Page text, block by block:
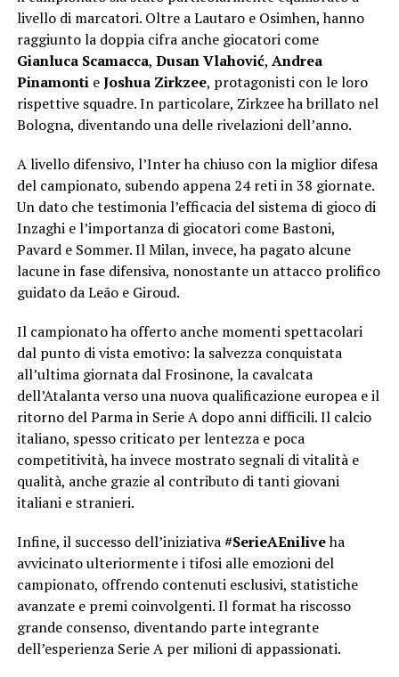
livello di marcatori. Oltre a Lautaro e Osimhen, hanno
raggiunto la doppia cifra anche giocatori come
Gianluca Scamacca, Dusan Vlahović, Andrea
PinamontieJoshua Zirkzee, protagonisti con le loro
rispettive squadre. In particolare, Zirkzee ha brillato nel
Bologna, diventando una delle rivelazioni dell’anno.
A livello difensivo, l’Inter ha chiuso con la miglior difesa
del campionato, subendo appena 24 reti in 38 giornate.
Un dato che testimonia l’efficacia del sistema di gioco di
Inzaghi e l’importanza di giocatori come Bastoni,
Pavard e Sommer. Il Milan, invece, ha pagato alcune
lacune in fase difensiva, nonostante un attacco prolifico
guidato da Leão e Giroud.
Il campionato ha offerto anche momenti spettacolari
dal punto di vista emotivo: la salvezza conquistata
all’ultima giornata dal Frosinone, la cavalcata
dell’Atalanta verso una nuova qualificazione europea e il
ritorno del Parma in Serie A dopo anni difficili. Il calcio
italiano, spesso criticato per lentezza e poca
competitività, ha invece mostrato segnali di vitalità e
qualità, anche grazie al contributo di tanti giovani
italiani e stranieri.
Infine, il successo dell’iniziativa#SerieAEniliveha
avvicinato ulteriormente i tifosi alle emozioni del
campionato, offrendo contenuti esclusivi, statistiche
avanzate e premi coinvolgenti. Il format ha riscosso
grande consenso, diventando parte integrante
dell’esperienza Serie A per milioni di appassionati.